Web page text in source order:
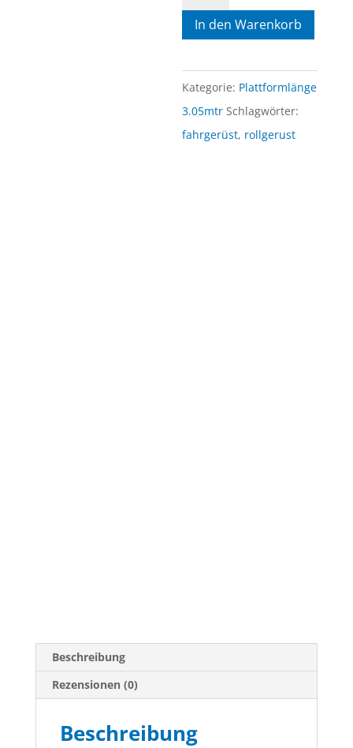
1.35mtr
3.05mtr
x
13.30mtr
AH
In den Warenkorb
Kategorie: Plattformlänge
3.05mtr Schlagwörter:
fahrgerüst, rollgerust
Beschreibung
Rezensionen (0)
Beschreibung